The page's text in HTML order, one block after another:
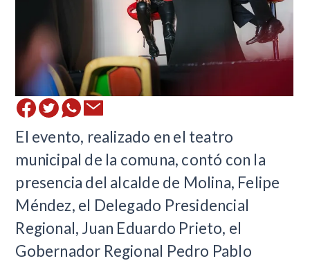
El evento, realizado en el teatro
municipal de la comuna, contó con la
presencia del alcalde de Molina, Felipe
Méndez, el Delegado Presidencial
Regional, Juan Eduardo Prieto, el
Gobernador Regional Pedro Pablo